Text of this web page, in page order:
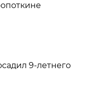
9-летнего